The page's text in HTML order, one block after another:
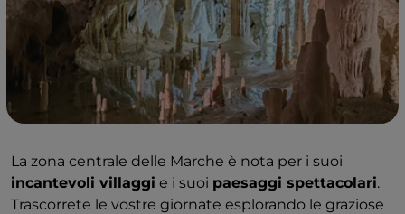
La zona centrale delle Marche è nota per i suoi
incantevoli villaggi e i suoi paesaggi spettacolari.
Trascorrete le vostre giornate esplorando le graziose